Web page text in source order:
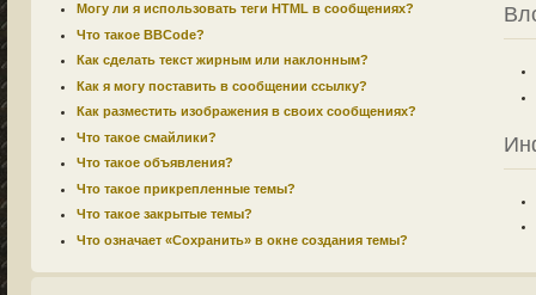
Могу ли я использовать теги HTML в сообщениях?
Что такое BBCode?
Как сделать текст жирным или наклонным?
Как я могу поставить в сообщении ссылку?
Как разместить изображения в своих сообщениях?
Что такое смайлики?
Что такое объявления?
Что такое прикрепленные темы?
Что такое закрытые темы?
Что означает «Сохранить» в окне создания темы?